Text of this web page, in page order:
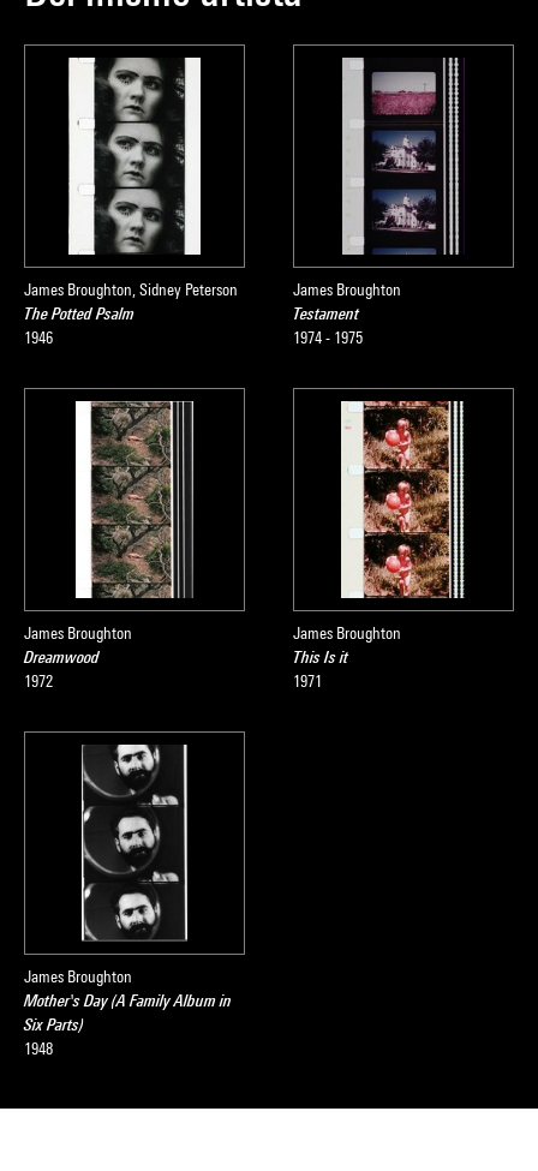
James Broughton, Sidney Peterson
The Potted Psalm
1946
James Broughton
Testament
1974 - 1975
James Broughton
Dreamwood
1972
James Broughton
This Is it
1971
James Broughton
Mother's Day (A Family Album in
Six Parts)
1948